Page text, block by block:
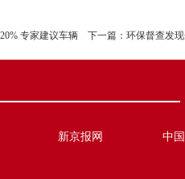
专家建议车辆下一篇： 环保督查发
新京报网
中